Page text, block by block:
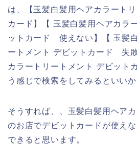
は、【玉髪白髪用ヘアカラート
カード】【 玉髪白髪用ヘアカラ
ットカード 使えない】【 玉髪
ートメント デビットカード 失
カラートリートメント デビッ
う感じで検索をしてみるといいか
そうすれば、、玉髪白髪用ヘア
のお店でデビットカードが使え
できると思います。